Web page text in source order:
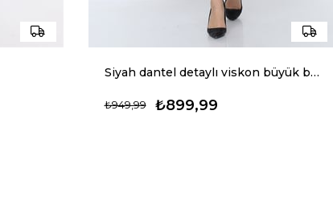
Siyah dantel detaylı viskon büyük beden elbise
₺899,99
₺949,99